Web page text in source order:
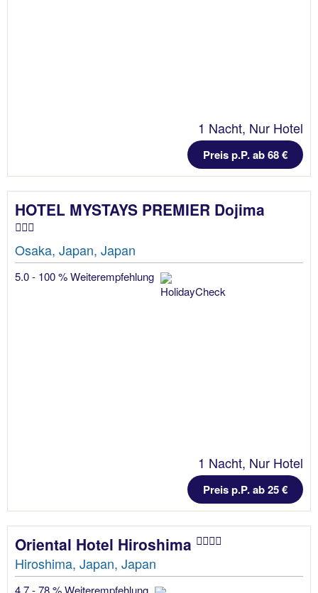
1 Nacht, Nur Hotel
Preis p.P. ab 68 €
HOTEL MYSTAYS PREMIER Dojima
Osaka, Japan, Japan
5.0 - 100 % Weiterempfehlung
1 Nacht, Nur Hotel
Preis p.P. ab 25 €
Oriental Hotel Hiroshima
Hiroshima, Japan, Japan
4.7 - 78 % Weiterempfehlung